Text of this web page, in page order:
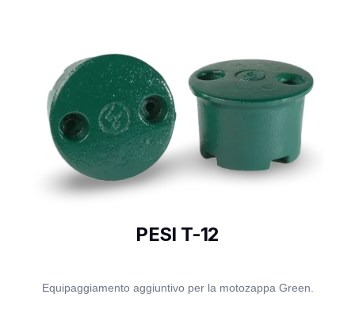
PESI T-12
Equipaggiamento aggiuntivo per la motozappa Green.